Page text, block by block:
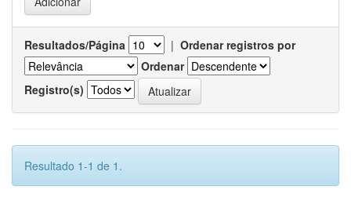
Resultados/Página | Ordenar registros por
Ordenar
Registro(s)
Resultado 1-1 de 1.